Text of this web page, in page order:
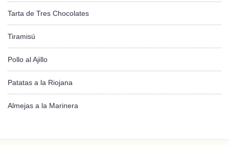
Tarta de Tres Chocolates
Tiramisú
Pollo al Ajillo
Patatas a la Riojana
Almejas a la Marinera